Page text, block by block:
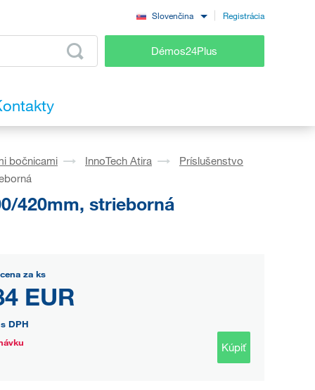
Slovenčina Registrácia
Démos24Plus
bočnicami InnoTech Atira
Príslušenstvo
420mm, strieborná
za ks
EUR
DPH
Kúpiť